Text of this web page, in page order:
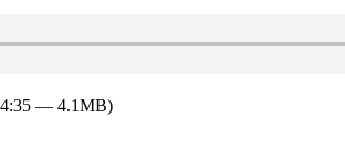
— 4.1MB)